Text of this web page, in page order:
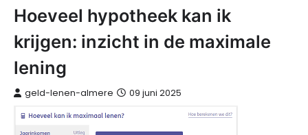
Hoeveel hypotheek kan ik
krijgen: inzicht in de maximale
lening
geld-lenen-almere 09 juni 2025